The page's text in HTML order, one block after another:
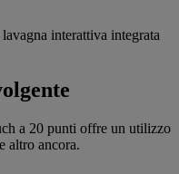
interattiva integrata
a 20 punti offre un utilizzo
altro ancora.